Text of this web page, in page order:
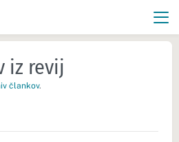
iz revij
člankov.